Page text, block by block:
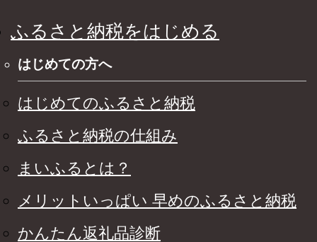
ふるさと納税をはじめる
はじめての方へ
はじめてのふるさと納税
ふるさと納税の仕組み
まいふるとは？
メリットいっぱい 早めのふるさと納税
かんたん返礼品診断